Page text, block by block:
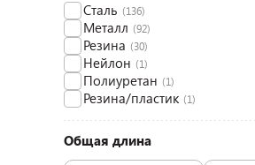
Сталь (136)
Металл (92)
Резина (30)
Нейлон (1)
Полиуретан (1)
Резина/пластик (1)
Общая длина